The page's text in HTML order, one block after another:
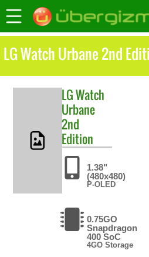
LG Watch Urbane 2nd
LGWatch
Urbane
2nd
Edition
1.38"
(480x480)
P-OLED
0.75GO
Snapdragon
400 SoC
4GO Storage